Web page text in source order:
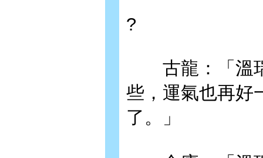
?
古龍：「溫瑞
些，運氣也再好
了。」